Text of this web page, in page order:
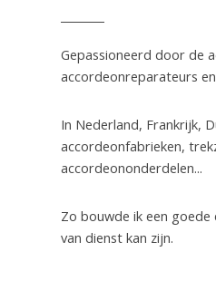
Gepassioneerd door de
accordeonreparateurs
In Nederland, Frankrijk,
accordeonfabrieken,
accordeononderdelen...
Zo bouwde ik een
van dienst kan zijn.